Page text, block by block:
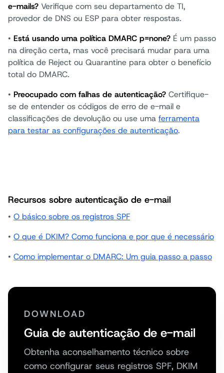
e-mails? Verifique com seu departamento de TI,
provedor de DNS ou ESP para obter respostas.
• Está usando uma política DMARC p=none? É um passo
na direção certa, mas você precisará mudar para uma
política de Reject ou Quarantine para obter o benefício
total do DMARC.
• Preocupado com falhas de autenticação? Certifique-
se de entender os códigos de erro de e-mail e
classificações de devolução ou use uma ferramenta
para testar as configurações de autenticação.
Recursos sobre autenticação de e-mail
• O básico sobre os registros SPF
• O que é DKIM? Como funciona e por que é necessário
• Como implementar o DMARC: Um guia passo a passo
DOWNLOAD
Guia de autenticação de e-mail
Obtenha aconselhamento técnico sobre
como configurar seus registros SPF, DKIM